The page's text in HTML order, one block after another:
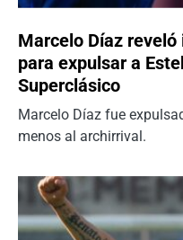
Marcelo Díaz
para expulsar a
Superclásico
Marcelo Díaz fue
menos al archirrival.